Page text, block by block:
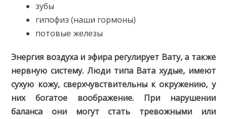
зубы
гипофиз (наши гормоны)
потовые железы
Энергия воздуха и эфира регулирует Вату, а также
нервную систему. Люди типа Вата худые, имеют
сухую кожу, сверхчувствительны к окружению, у
них богатое воображение. При нарушении
баланса они могут стать тревожными или